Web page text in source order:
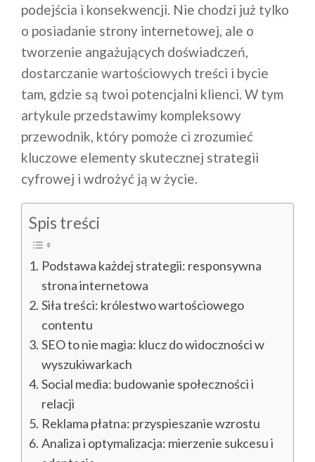
podejścia i konsekwencji. Nie chodzi już tylko
o posiadanie strony internetowej, ale o
tworzenie angażujących doświadczeń,
dostarczanie wartościowych treści i bycie
tam, gdzie są twoi potencjalni klienci. W tym
artykule przedstawimy kompleksowy
przewodnik, który pomoże ci zrozumieć
kluczowe elementy skutecznej strategii
cyfrowej i wdrożyć ją w życie.
Spis treści
Podstawa każdej strategii: responsywna
strona internetowa
Siła treści: królestwo wartościowego
contentu
SEO to nie magia: klucz do widoczności w
wyszukiwarkach
Social media: budowanie społeczności i
relacji
Reklama płatna: przyspieszanie wzrostu
Analiza i optymalizacja: mierzenie sukcesu i